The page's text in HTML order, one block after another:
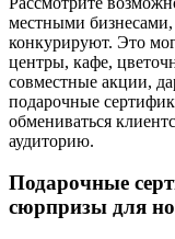
местными
конкурируют. Это
центры, кафе,
совместные акции,
подарочные
обмениваться
аудиторию.
Подарочные
сюрпризы для